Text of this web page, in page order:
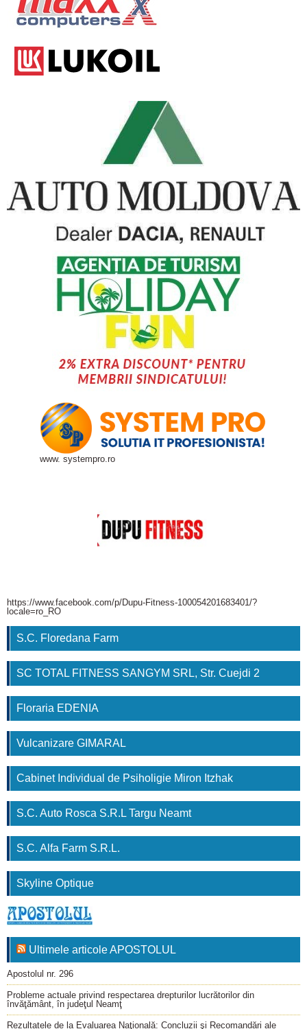
www. systempro.ro
https://www.facebook.com/p/Dupu-Fitness-100054201683401/?
locale=ro_RO
S.C. Floredana Farm
SC TOTAL FITNESS SANGYM SRL, Str. Cuejdi 2
Floraria EDENIA
Vulcanizare GIMARAL
Cabinet Individual de Psiholigie Miron Itzhak
S.C. Auto Rosca S.R.L Targu Neamt
S.C. Alfa Farm S.R.L.
Skyline Optique
Ultimele articole APOSTOLUL
Apostolul nr. 296
Probleme actuale privind respectarea drepturilor lucrătorilor din
învăţământ, în judeţul Neamţ
Rezultatele de la Evaluarea Naţională: Concluzii şi Recomandări ale